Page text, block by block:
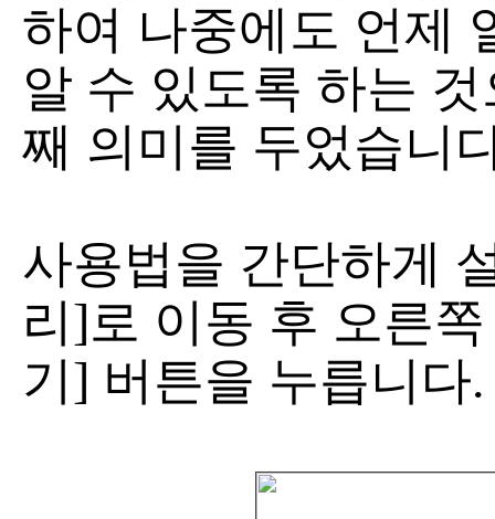
하여 나중에도 언제
알 수 있도록 하는
째 의미를 두었습니
사용법을 간단하게
리]로 이동 후 오른
기] 버튼을 누릅니다.